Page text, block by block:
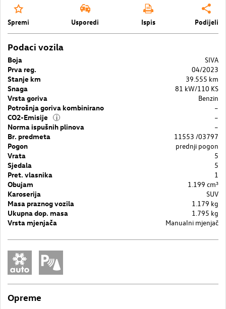
Spremi Usporedi Ispis Podijeli
Podaci vozila
Boja
SIVA
Prva reg.
04/2023
Stanje km
39.555 km
Snaga
81 kW/110 KS
Vrsta goriva
Benzin
Potrošnja goriva kombinirano
–
CO2-Emisije
i
–
Norma ispušnih plinova
–
Br. predmeta
11553 /03797
Pogon
prednji pogon
Vrata
5
Sjedala
5
Pret. vlasnika
1
Obujam
1.199 cm³
Karoserija
SUV
Masa praznog vozila
1.179 kg
Ukupna dop. masa
1.795 kg
Vrsta mjenjača
Manualni mjenjač
Opreme